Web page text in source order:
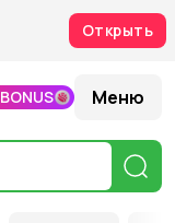
Открыть
Меню